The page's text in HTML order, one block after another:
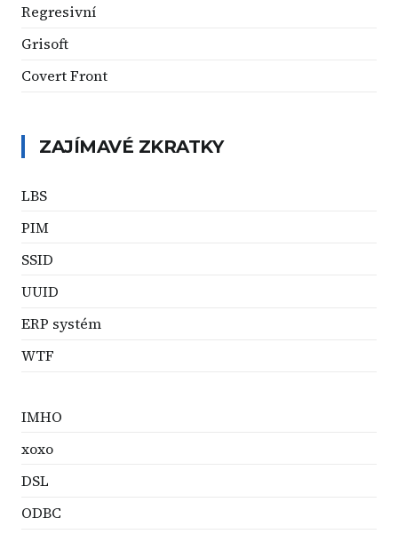
Regresivní
Grisoft
Covert Front
ZAJÍMAVÉ ZKRATKY
LBS
PIM
SSID
UUID
ERP systém
WTF
IMHO
xoxo
DSL
ODBC